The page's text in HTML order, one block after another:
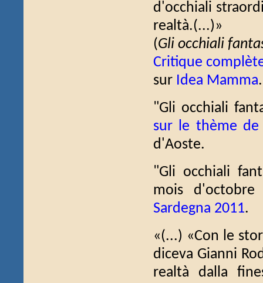
d'occhiali­
realtà.(...)»
(Gli occhiali
Critique
sur Idea Mamma.
"Gli occhiali
sur le thème de
d'Aoste.
"Gli occhiali
mois
Sardegna 2011.
«(...) «Con le
diceva Gianni
realtà dalla